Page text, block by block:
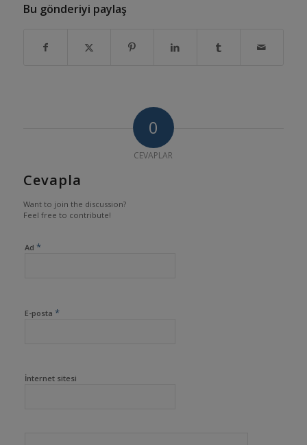
Bu gönderiyi paylaş
0
CEVAPLAR
Cevapla
Want to join the discussion?
Feel free to contribute!
Ad *
E-posta *
İnternet sitesi